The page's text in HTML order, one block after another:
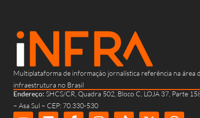
Multiplataforma de informação jornalística referência na área
infraestrutura no Brasil
Endereço: SHCS/CR, Quadra 502, Bloco C, LOJA 37, Parte
– Asa Sul – CEP: 70.330-530